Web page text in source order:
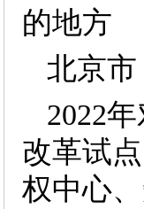
的地方
北京
2022
改革试
权中心